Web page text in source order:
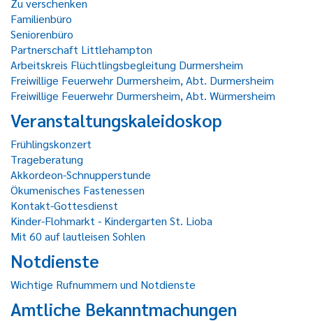
Zu verschenken
Familienbüro
Seniorenbüro
Partnerschaft Littlehampton
Arbeitskreis Flüchtlingsbegleitung Durmersheim
Freiwillige Feuerwehr Durmersheim, Abt. Durmersheim
Freiwillige Feuerwehr Durmersheim, Abt. Würmersheim
Veranstaltungskaleidoskop
Frühlingskonzert
Trageberatung
Akkordeon-Schnupperstunde
Ökumenisches Fastenessen
Kontakt-Gottesdienst
Kinder-Flohmarkt - Kindergarten St. Lioba
Mit 60 auf lautleisen Sohlen
Notdienste
Wichtige Rufnummern und Notdienste
Amtliche Bekanntmachungen